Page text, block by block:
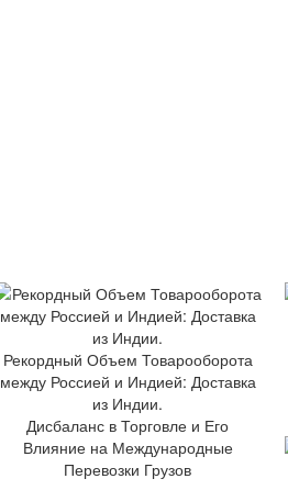
Рекордный Объем Товарооборота
между Россией и Индией: Доставка
из Индии.
Дисбаланс в Торговле и Его
Влияние на Международные
Перевозки Грузов